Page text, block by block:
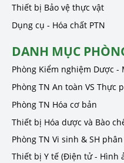
Thiết bị Bảo vệ thực vật
Dụng cụ - Hóa chất PTN
DANH MỤC
Phòng Kiểm nghiệm Dược -
Phòng TN An toàn VS Thực
Phòng TN Hóa cơ bản
Thiết bị Hóa dược và Bào
Phòng TN Vi sinh & SH
Thiết bị Y tế (Điện tử - Hình